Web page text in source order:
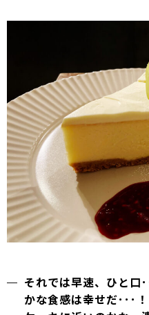
それでは早速、ひと口
かな食感は幸せだ･･･